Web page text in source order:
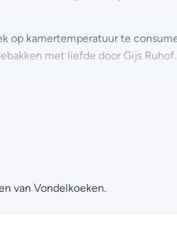
op kamertemperatuur te
met liefde door Gijs Ruhof.
heeft een dikte van 1 cm.
van Vondelkoeken.